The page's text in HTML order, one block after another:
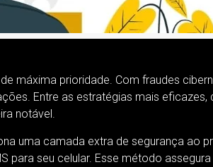
máxima prioridade. Com fraudes
Entre as estratégias mais eficazes,
notável.
uma camada extra de segurança ao
para seu celular. Esse método